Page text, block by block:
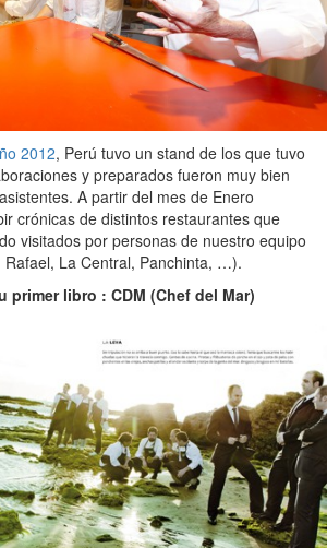
2012, Perú tuvo un stand de los que tuvo
y preparados fueron muy bien
A partir del mes de Enero
crónicas de distintos restaurantes que
visitados por personas de nuestro equipo
Rafael, La Central, Panchinta, …).
libro : CDM (Chef del Mar)